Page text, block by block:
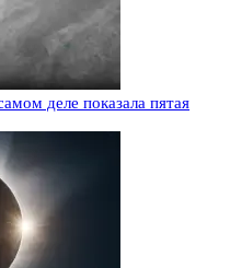
деле показала пятая